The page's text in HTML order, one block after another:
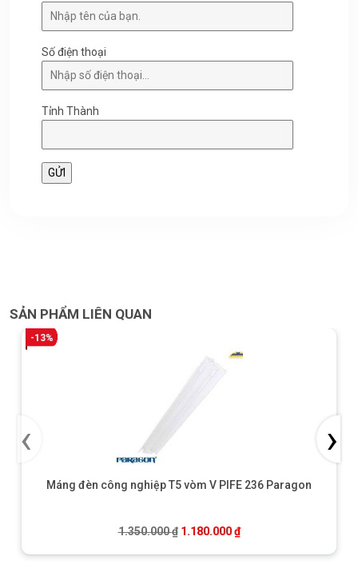
Số điện thoại
Tỉnh Thành
SẢN PHẨM LIÊN QUAN
-13%
Máng đèn công nghiệp T5 vòm V PIFE 236 Paragon
1.350.000₫ Giá gốc là: 1.350.000 ₫.
1.180.000₫Giá hiện tại là:
‹ ›